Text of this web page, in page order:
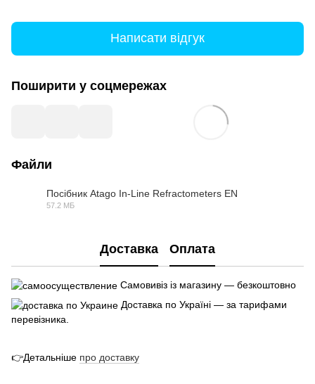
Написати відгук
Поширити у соцмережах
Файли
Посібник Atago In-Line Refractometers EN
57.2 МБ
Доставка Оплата
Самовивіз із магазину — безкоштовно
Доставка по Україні — за тарифами
перевізника.
👉Детальніше про доставку